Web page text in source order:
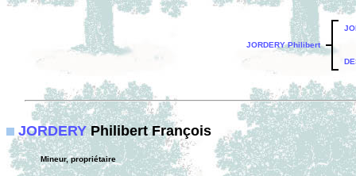
JORDERY Philibert
JORDERYPhilibert François
Mineur, propriétaire